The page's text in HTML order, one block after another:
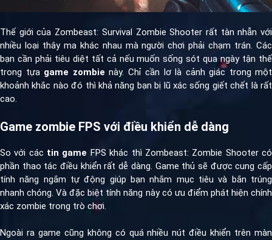
Thế giới của Zombeast: Survival Zombie Shooter rất tàn nhẫn với
nhiều loại thây ma khác nhau mà người chơi phải chạm trán. Các
bạn cần phải tiêu diệt tất cả nếu muốn sống sót qua ngày tận thế
trong tựa game zombie này. Chỉ cần lơ là cảnh giác trong một
khoảnh khắc nào đó thì khả năng bạn bị lũ xác sống giết chết là rất
cao.
Game zombie FPS với điều khiển dễ dàng
So với các tin game FPS khác thì Zombeast: Zombie Shooter có
phần thao tác điều khiển rất dễ dàng. Game thủ sẽ được cung cấp
tính năng ngắm tự động giúp bạn nhắm mục tiêu và bắn trúng
nhanh chóng. Và đặc biệt tính năng này có ưu điểm phát hiện chính
xác zombie trong trò chơi.
Ngoài ra game cũng không có quá nhiều nút điều khiển trên màn